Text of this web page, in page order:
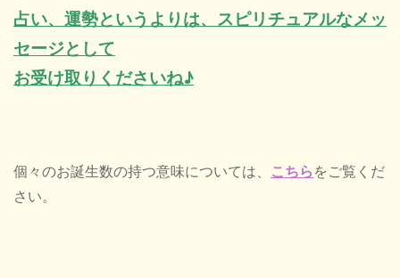
占い、運勢というよりは、スピリチュアルなメッ
セージとして
お受け取りくださいね♪
個々のお誕生数の持つ意味については、 こちらをご覧くだ
さい。